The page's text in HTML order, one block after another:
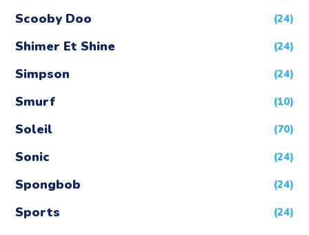
Scooby Doo (24)
Shimer Et Shine (24)
Simpson (24)
Smurf (10)
Soleil (70)
Sonic (24)
Spongbob (24)
Sports (24)